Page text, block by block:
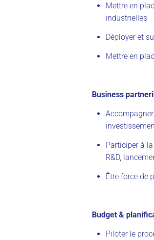
Mettre en
industrielles
Déployer et
Mettre en
Business
Participer à
R&D,
Être force de
Budget &
Piloter le